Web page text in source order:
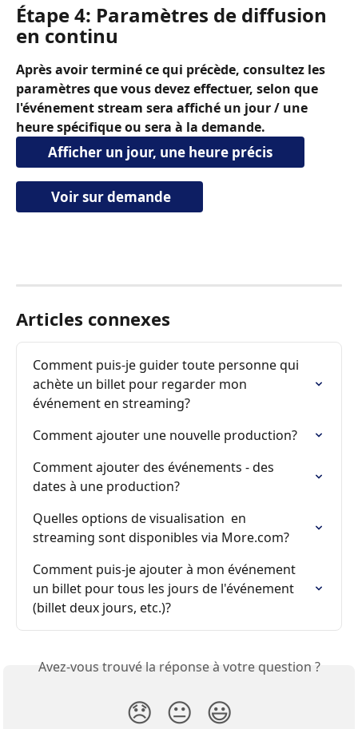
Étape 4: Paramètres de diffusion
en continu
Après avoir terminé ce qui précède, consultez les
paramètres que vous devez effectuer, selon que
l'événement stream sera affiché un jour / une
heure spécifique ou sera à la demande.
Afficher un jour, une heure précis
Voir sur demande
Articles connexes
Comment puis-je guider toute personne qui
achète un billet pour regarder mon
événement en streaming?
Comment ajouter une nouvelle production?
Comment ajouter des événements - des
dates à une production?
Quelles options de visualisation  en
streaming sont disponibles via More.com?
Comment puis-je ajouter à mon événement
un billet pour tous les jours de l'événement
(billet deux jours, etc.)?
Avez-vous trouvé la réponse à votre question ?
😞 😐 😃